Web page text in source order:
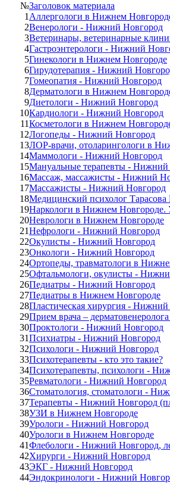
№Заголовок материала
1 Аллергологи в Нижнем
2Венерологи - Нижний Новгород
3Ветеринары, ветеринарные
4Гастроэнтерологи - Нижний
5Гинекологи в Нижнем Новгороде
6Гирудотерапия - Нижний
7Гомеопатия - Нижний Новгород
8Дерматологи в Нижнем
9Диетологи - Нижний Новгород
10Кардиологи - Нижний Новгород
11Косметологи в Нижнем
12Логопеды - Нижний Новгород
13ЛОР-врачи, отоларингологи в
14Маммологи - Нижний Новгород
15Мануальные терапевты - Нижний
16Массаж, массажисты - Нижний
17Массажисты - Нижний Новгород
18Медицинский психолог
19Наркологи в Нижнем Новгороде.
20Неврологи в Нижнем Новгороде
21Нефрологи - Нижний Новгород
22Окулисты - Нижний Новгород
23Онкологи - Нижний Новгород
24Ортопеды, травматологи в
25Офтальмологи, окулисты -
26Педиатры - Нижний Новгород
27Педиатры в Нижнем Новгороде
28Пластическая хирургия -
29Прием врача –
30Проктологи - Нижний Новгород
31Психиатры - Нижний Новгород
32Психологи - Нижний Новгород
33Психотерапевты - кто это такие?
34Психотерапевты, психологи -
35Ревматологи - Нижний Новгород
36Стоматология, стоматологи -
37Терапевты - Нижний Новгород
38УЗИ в Нижнем Новгороде
39Урологи - Нижний Новгород
40Урологи в Нижнем Новгороде
41Флебологи - Нижний Новгород,
42Хирурги - Нижний Новгород
43ЭКГ - Нижний Новгород
44Эндокринологи - Нижний